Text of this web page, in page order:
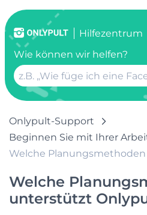
Hilfezentrum
Wie können wir helfen?
Onlypult-Support
Beginnen Sie mit Ihrer
Welche
Welche
unterstützt